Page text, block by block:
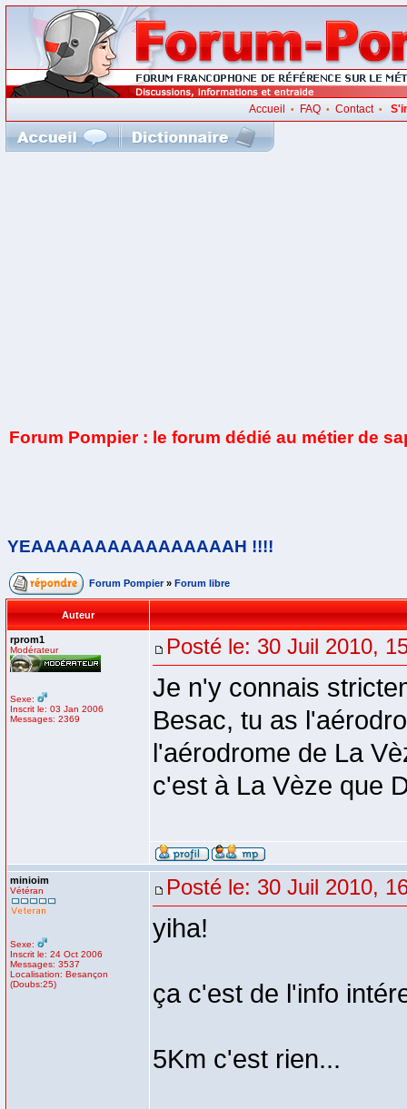
Accueil • FAQ• Contact•
Forum Pompier : le forum dédié au métier de
YEAAAAAAAAAAAAAAAAH !!!!
Forum Pompier » Forum libre
Auteur
rprom1
Modérateur
Sexe:
Inscrit le: 03 Jan 2006
Messages: 2369
Posté le: 30 Juil 2010,
Je n'y connais
Besac, tu as
l'aérodrome de La
c'est à La Vèze que
minioim
Vétéran
Sexe:
Inscrit le: 24 Oct 2006
Messages: 3537
Localisation: Besançon
(Doubs:25)
Posté le: 30 Juil 2010,
yiha!
ça c'est de l'info
5Km c'est rien...